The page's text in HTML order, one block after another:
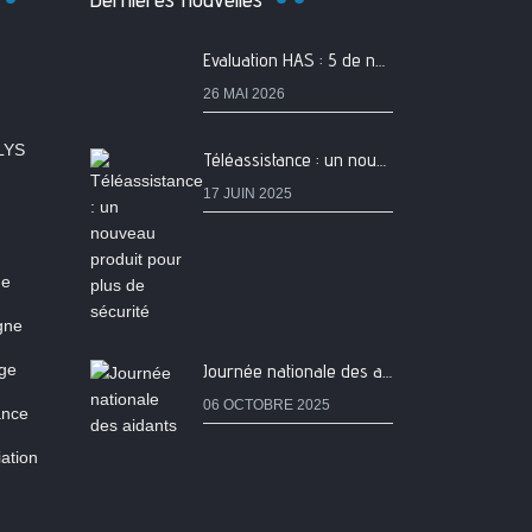
Evaluation HAS : 5 de nos services classés A
26 MAI 2026
Téléassistance : un nouveau produit pour plus de sécurité
17 JUIN 2025
Journée nationale des aidants
06 OCTOBRE 2025